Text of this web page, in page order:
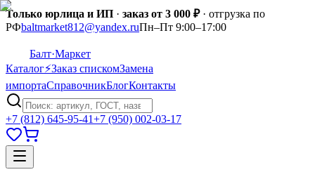
Только юрлица и ИП · заказ от 3 000 ₽· отгрузка по
РФbaltmarket812@yandex.ruПн–Пт 9:00–17:00
Балт·Маркет
Каталог⚡Заказ спискомЗамена
импортаСправочникБлогКонтакты
+7 (812) 645-95-41+7 (950) 002-03-17